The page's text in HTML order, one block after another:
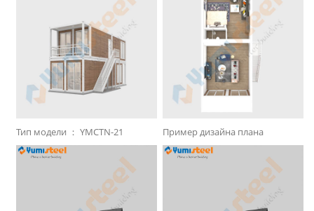
Тип модели ： YMCTN-21 Пример дизайна плана